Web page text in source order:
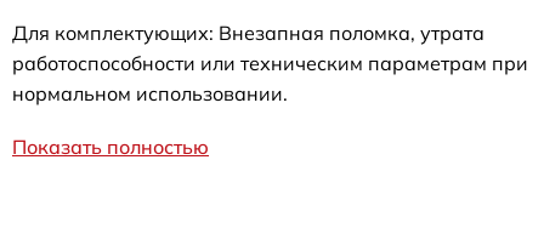
Для комплектующих: Внезапная поломка, утрата
работоспособности или техническим параметрам при
нормальном использовании.
Показать полностью